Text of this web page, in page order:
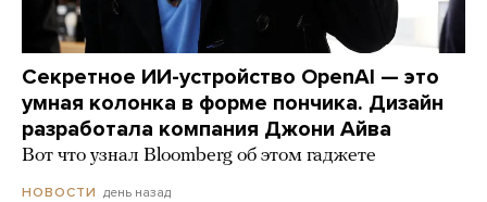
Секретное ИИ-устройство OpenAI — это
умная колонка в форме пончика. Дизайн
разработала компания Джони Айва
Вот что узнал Bloomberg об этом гаджете
НОВОСТИ день назад